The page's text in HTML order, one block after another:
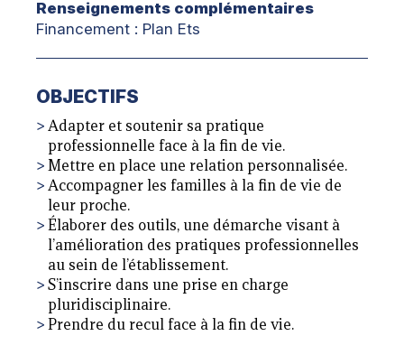
Renseignements complémentaires
Financement : Plan Ets
OBJECTIFS
Adapter et soutenir sa pratique
professionnelle face à la fin de vie.
Mettre en place une relation personnalisée.
Accompagner les familles à la fin de vie de
leur proche.
Élaborer des outils, une démarche visant à
l’amélioration des pratiques professionnelles
au sein de l’établissement.
S’inscrire dans une prise en charge
pluridisciplinaire.
Prendre du recul face à la fin de vie.